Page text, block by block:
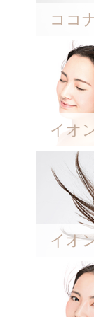
ココ
イオ
イオ